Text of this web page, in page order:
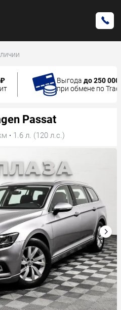
Выгода до 250
при обмене по
Passat
· 1.6 л. (120 л.с.)